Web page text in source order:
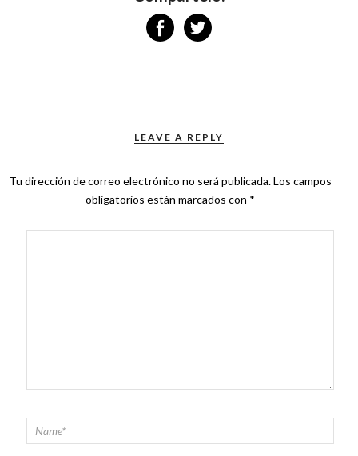
LEAVE A REPLY
Tu dirección de correo electrónico no será publicada.Los campos
obligatorios están marcados con *